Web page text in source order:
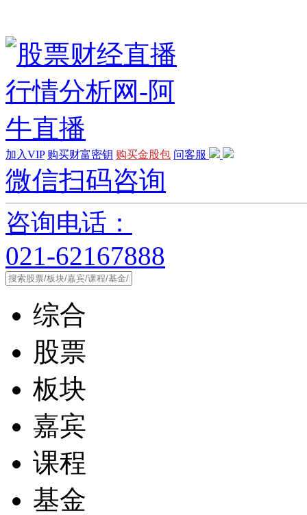
加入VIP 购买财富密钥 购买金股包 问客服
微信扫码咨询
咨询电话：
021-62167888
综合
股票
板块
嘉宾
课程
基金